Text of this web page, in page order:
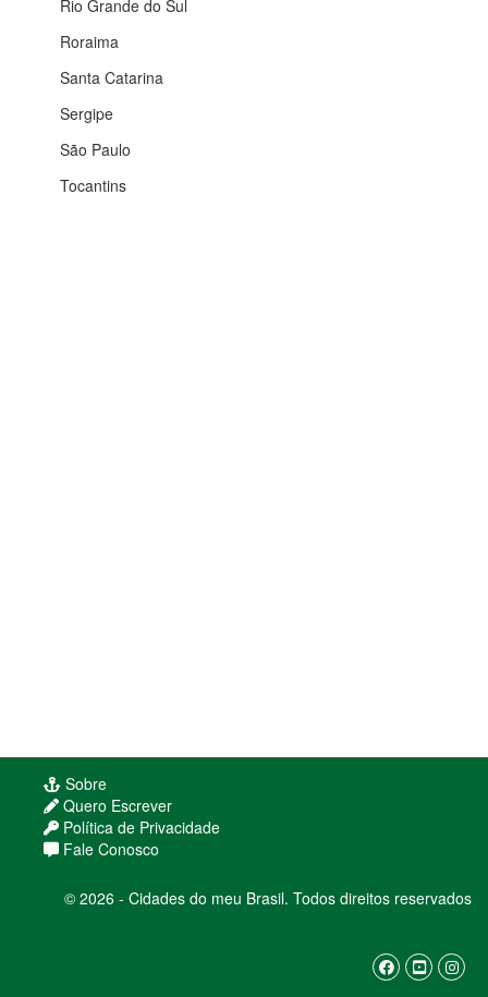
Rio Grande do Sul
Roraima
Santa Catarina
Sergipe
São Paulo
Tocantins
Sobre
Quero Escrever
Política de Privacidade
Fale Conosco
© 2026 - Cidades do meu Brasil. Todos direitos reservados